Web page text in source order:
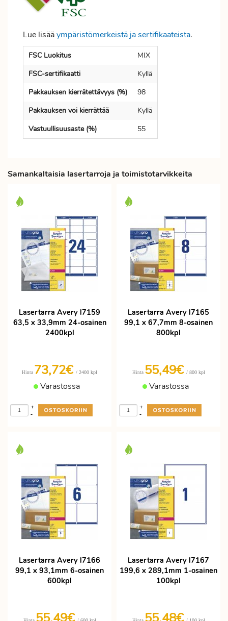
Lue lisääympäristömerkeistä ja sertifikaateista.
FSC Luokitus
MIX
FSC-sertifikaatti
Kyllä
Pakkauksen kierrätettävyys (%)
98
Pakkauksen voi kierrättää
Kyllä
Vastuullisuusaste (%)
55
Samankaltaisia lasertarroja ja toimistotarvikkeita
Lasertarra Avery l7159
63,5 x 33,9mm 24-osainen
2400kpl
Hinta 73,72€ / 2400 kpl
Varastossa
-
+
Lasertarra Avery l7165
99,1 x 67,7mm 8-osainen
800kpl
Hinta 55,49€ / 800 kpl
Varastossa
-
+
Lasertarra Avery l7166
99,1 x 93,1mm 6-osainen
600kpl
Lasertarra Avery l7167
199,6 x 289,1mm 1-osainen
100kpl